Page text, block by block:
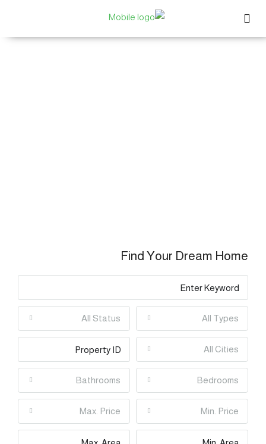
Find Your Dream Home
All Types
All Status
All Cities
Bedrooms
Bathrooms
Min. Price
Max. Price